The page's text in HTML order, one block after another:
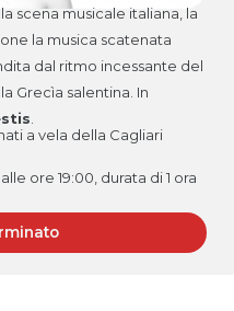
scena musicale italiana, la
la musica scatenata
dal ritmo incessante del
Grecìa salentina. In
.
a vela della Cagliari
ore 19:00, durata di 1 ora